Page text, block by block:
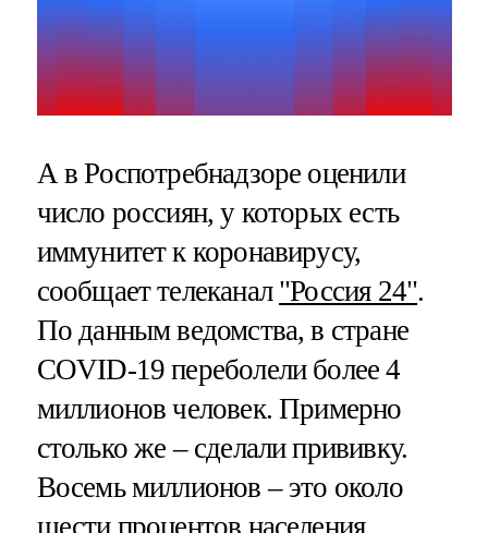
А в Роспотребнадзоре оценили
число россиян, у которых есть
иммунитет к коронавирусу,
сообщает телеканал "Россия 24".
По данным ведомства, в стране
COVID-19 переболели более 4
миллионов человек. Примерно
столько же – сделали прививку.
Восемь миллионов – это около